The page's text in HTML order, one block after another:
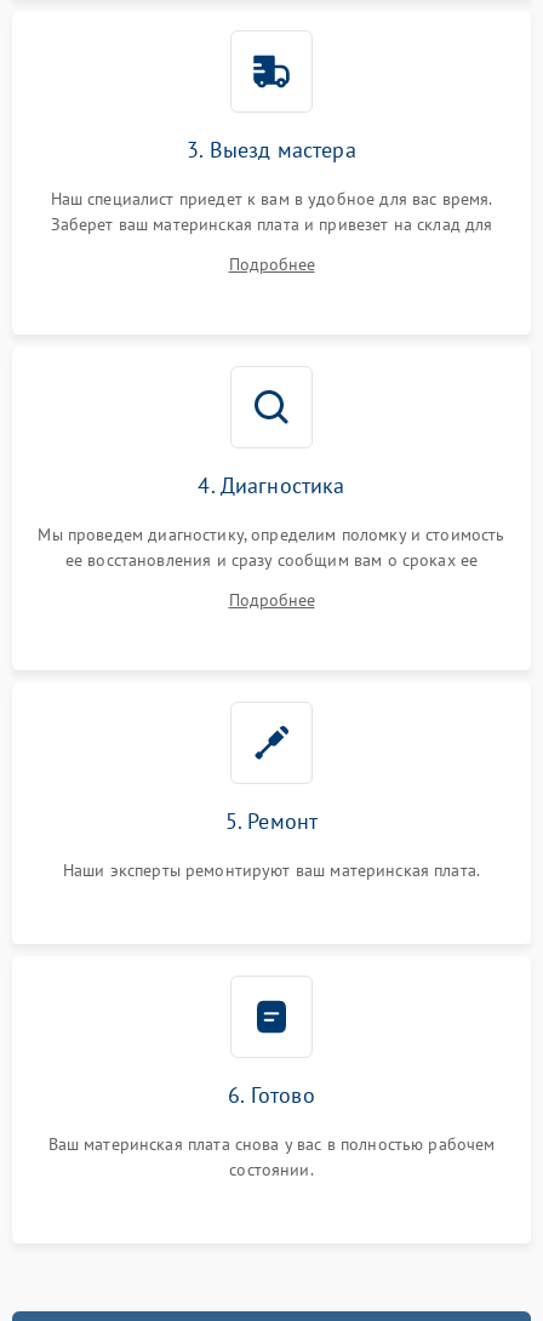
3. Выезд мастера
Наш специалист приедет к вам в удобное для вас время.
Заберет ваш материнская плата и привезет на склад для
Подробнее
4. Диагностика
Мы проведем диагностику, определим поломку и стоимость
ее восстановления и сразу сообщим вам о сроках ее
Подробнее
5. Ремонт
Наши эксперты ремонтируют ваш материнская плата.
6. Готово
Ваш материнская плата снова у вас в полностью рабочем
состоянии.